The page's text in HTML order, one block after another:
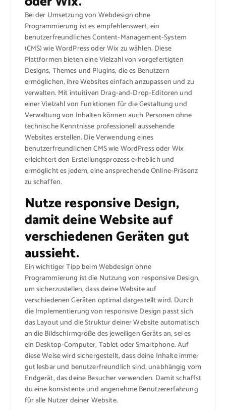
Bei der Umsetzung von Webdesign ohne
Programmierung ist es empfehlenswert, ein
benutzerfreundliches Content-Management-System
(CMS) wie WordPress oder Wix zu wählen. Diese
Plattformen bieten eine Vielzahl von vorgefertigten
Designs, Themes und Plugins, die es Benutzern
ermöglichen, ihre Websites einfach anzupassen und zu
verwalten. Mit intuitiven Drag-and-Drop-Editoren und
einer Vielzahl von Funktionen für die Gestaltung und
Verwaltung von Inhalten können auch Personen ohne
technische Kenntnisse professionell aussehende
Websites erstellen. Die Verwendung eines
benutzerfreundlichen CMS wie WordPress oder Wix
erleichtert den Erstellungsprozess erheblich und
ermöglicht es jedem, eine ansprechende Online-Präsenz
zu schaffen.
Nutze responsive Design,
damit deine Website auf
verschiedenen Geräten gut
aussieht.
Ein wichtiger Tipp beim Webdesign ohne
Programmierung ist die Nutzung von responsive Design,
um sicherzustellen, dass deine Website auf
verschiedenen Geräten optimal dargestellt wird. Durch
die Implementierung von responsive Design passt sich
das Layout und die Struktur deiner Website automatisch
an die Bildschirmgröße des jeweiligen Geräts an, sei es
ein Desktop-Computer, Tablet oder Smartphone. Auf
diese Weise wird sichergestellt, dass deine Inhalte immer
gut lesbar und benutzerfreundlich sind, unabhängig vom
Endgerät, das deine Besucher verwenden. Damit schaffst
du eine konsistente und angenehme Benutzererfahrung
für alle Nutzer deiner Website.